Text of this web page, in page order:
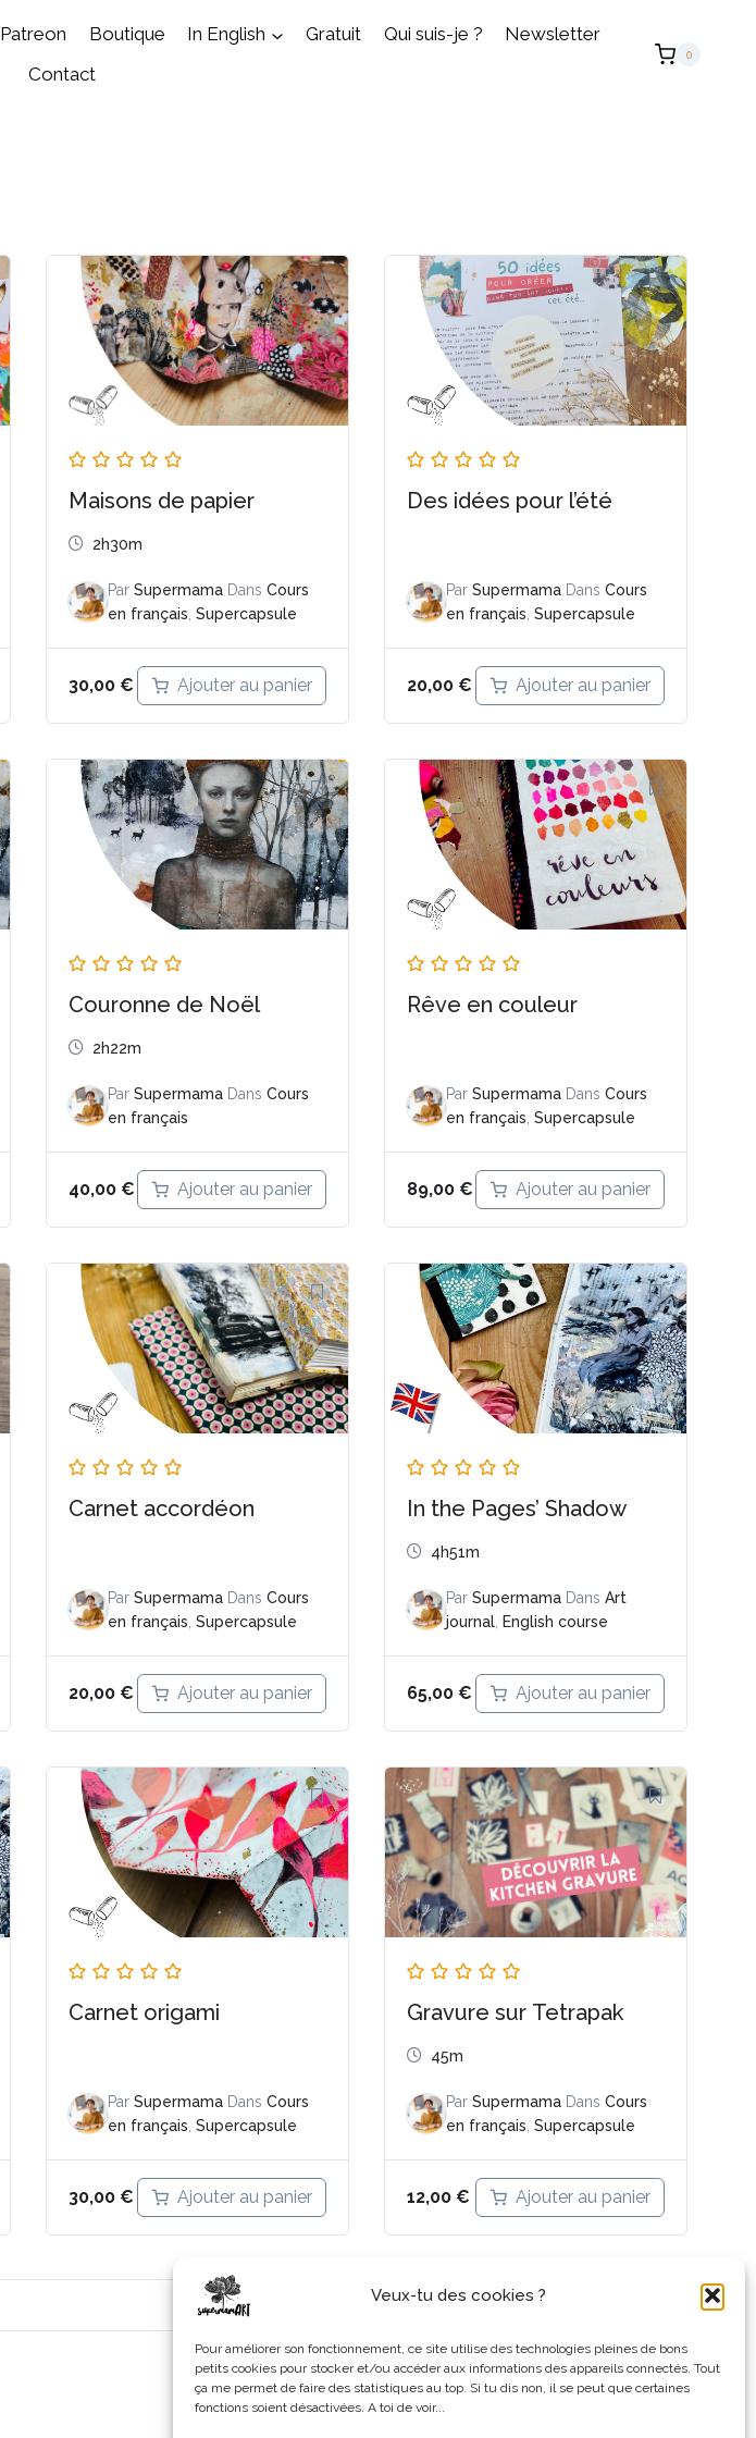
Veux-tu des cookies ?
Pour améliorer son fonctionnement, ce site utilise des technologies pleines de bons
petits cookies pour stocker et/ou accéder aux informations des appareils connectés. Tout
ça me permet de faire des statistiques au top. Si tu dis non, il se peut que certaines
fonctions soient désactivées. A toi de voir...
Patreon Boutique In English Gratuit Qui suis-je ?
Newsletter
Contact
0
Maisons de papier
2h30m
Par SupermamaDans Cours
en français Supercapsule
30,00 € Ajouter au panier
Des idées pour l’été
Par SupermamaDans Cours
en français Supercapsule
20,00 € Ajouter au panier
Couronne de Noël
2h22m
Par SupermamaDans Cours
en français
40,00 € Ajouter au panier
Rêve en couleur
Par SupermamaDans Cours
en français Supercapsule
89,00 € Ajouter au panier
Carnet accordéon
Par SupermamaDans Cours
en français Supercapsule
20,00 € Ajouter au panier
In the Pages’ Shadow
4h51m
Par SupermamaDans Art
journal, English course
65,00 € Ajouter au panier
Carnet origami
Par SupermamaDans Cours
en français Supercapsule
30,00 € Ajouter au panier
Gravure sur Tetrapak
45m
Par SupermamaDans Cours
en français Supercapsule
12,00 € Ajouter au panier
page